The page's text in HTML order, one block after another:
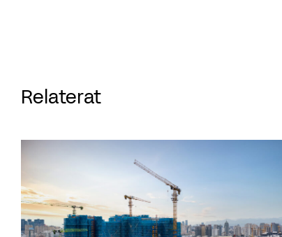
Relaterat